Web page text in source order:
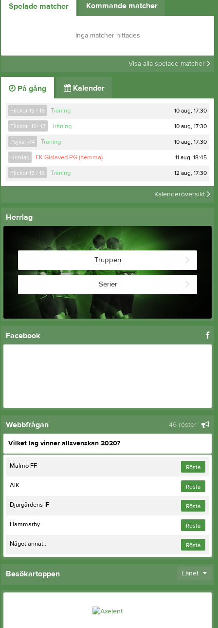
Spelade matcher Kommande matcher
Inga matcher hittades
Visa alla spelade matcher
På gång Kalender
Flickor 15 / 16 Träning 10 aug, 17:30
Flickor -12/-13 Träning 10 aug, 17:30
Pojkar -14 Träning 10 aug, 17:30
Herrlag FK Gislaved PG (hemma) 11 aug, 18:45
Flickor 15 / 16 Träning 12 aug, 17:30
Kalenderöversikt
Herrlag
Truppen
Serier
Facebook
Webbfrågan 46 röster
Vilket lag vinner allsvenskan 2020?
Rösta
Malmö FF
Rösta
AIK
Rösta
Djurgårdens IF
Rösta
Hammarby
Rösta
Något annat..
Besökartoppen Länet